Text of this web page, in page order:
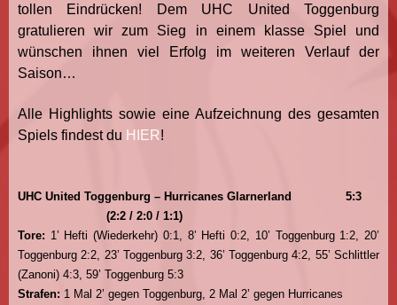
tollen Eindrücken! Dem UHC United Toggenburg
gratulieren wir zum Sieg in einem klasse Spiel und
wünschen ihnen viel Erfolg im weiteren Verlauf der
Saison…
Alle Highlights sowie eine Aufzeichnung des gesamten
Spiels findest du HIER!
UHC United Toggenburg – Hurricanes Glarnerland 5:3
(2:2 / 2:0 / 1:1)
Tore: 1’ Hefti (Wiederkehr) 0:1, 8’ Hefti 0:2, 10’ Toggenburg 1:2, 20’
Toggenburg 2:2, 23’ Toggenburg 3:2, 36’ Toggenburg 4:2, 55’ Schlittler
(Zanoni) 4:3, 59’ Toggenburg 5:3
Strafen: 1 Mal 2’ gegen Toggenburg, 2 Mal 2’ gegen Hurricanes